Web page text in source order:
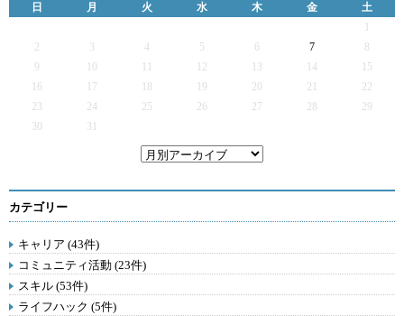
日 月 火 水 木 金
土
2
3 4 5 6 7
9
12 13 14
15
16
17 19 20 21
22
23
24 25 26 27 28
29
30
31
カテゴリー
キャリア (43件)
コミュニティ活動 (23件)
スキル (53件)
ライフハック (5件)